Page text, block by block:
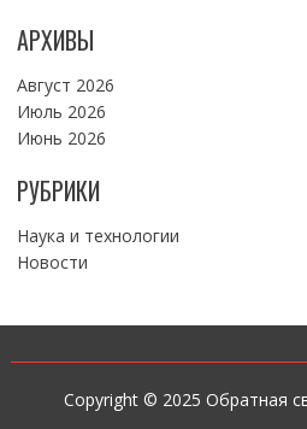
АРХИВЫ
Август 2026
Июль 2026
Июнь 2026
РУБРИКИ
Наука и технологии
Новости
Copyright © 2025 Обратная